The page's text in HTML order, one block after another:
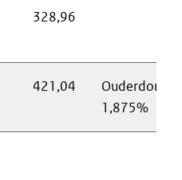
328,96
421,04
1,875%